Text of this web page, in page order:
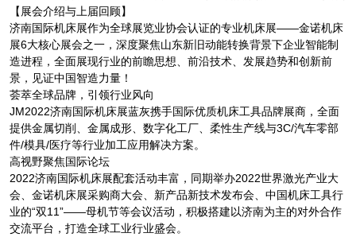
【展会介绍与上届回顾】
济南国际机床展作为全球展览业协会认证的专业机床展——金诺机床
展6大核心展会之一，深度聚焦山东新旧动能转换背景下企业智能制
造进程，全面展现行业的前瞻思想、前沿技术、发展趋势和创新前
景，见证中国智造力量！
荟萃全球品牌，引领行业风向
JM2022济南国际机床展蓝灰携手国际优质机床工具品牌展商，全面
提供金属切削、金属成形、数字化工厂、柔性生产线与3C/汽车零部
件/模具/医疗等行业加工应用解决方案。
高视野聚焦国际论坛
2022济南国际机床展配套活动丰富，同期举办2022世界激光产业大
会、金诺机床展采购商大会、新产品新技术发布会、中国机床工具行
业的“双11”——母机节等会议活动，积极搭建以济南为主的对外合作
交流平台，打造全球工业行业盛会。